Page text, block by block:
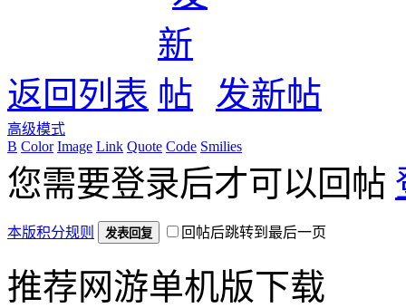
返回列表 发新帖
高级模式
B Color Image Link Quote Code Smilies
您需要登录后才可以回帖
本版积分规则 发表回复 回帖后跳转到最后一页
推荐网游单机版下载